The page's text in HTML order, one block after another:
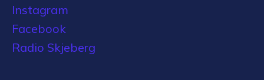
Instagram
Facebook
Radio Skjeberg